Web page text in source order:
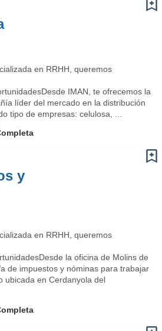
en RRHH, queremos
IMAN, te ofrecemos la
líder del mercado en la distribución
tipo de empresas: celulosa, ...
y
en RRHH, queremos
la oficina de Molins de
de impuestos y nóminas para trabajar
ubicada en Cerdanyola del